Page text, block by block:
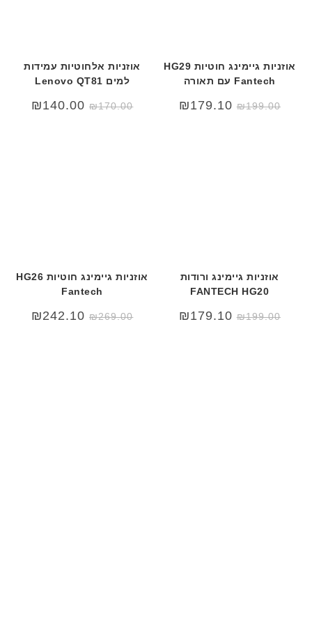
אוזניות גיימינג חוטיות HG29
Fantech עם תאורה
₪199.00
₪179.10
אוזניות אלחוטיות עמידות
למים Lenovo QT81
₪170.00
המחיר
המקורי
₪140.00
המחיר
הנוכחי
אוזניות גיימינג ורודות
FANTECH HG20
₪199.00
₪179.10
אוזניות גיימינג חוטיות HG26
Fantech
₪269.00
₪242.10